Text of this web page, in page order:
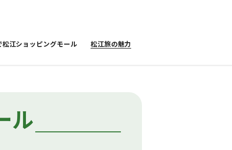
松江ショッピングモール 松江旅の魅力
ル